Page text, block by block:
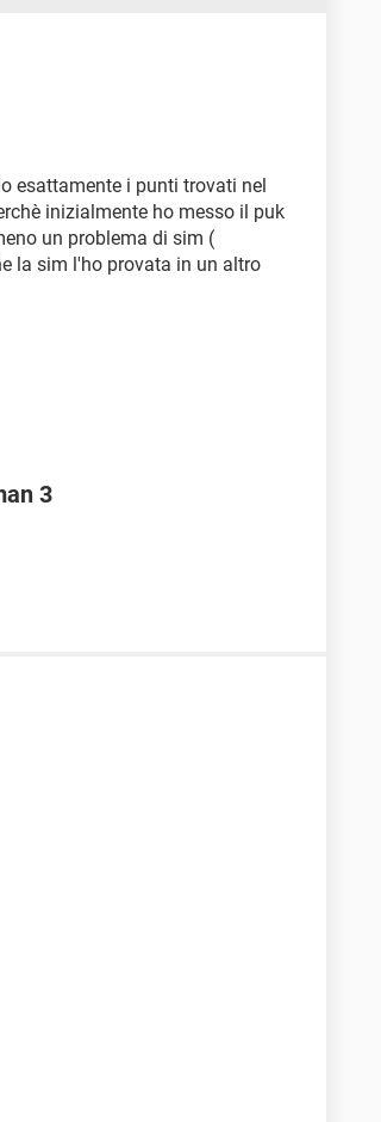
esattamente i punti trovati nel
inizialmente ho messo il puk
un problema di sim (
la sim l'ho provata in un altro
3